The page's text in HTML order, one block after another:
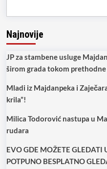
Najnovije
JP za stambene usluge
širom grada tokom
Mladi iz Majdanpeka i
krila”!
Milica Todorović nastupa u
rudara
EVO GDE MOŽETE GLEDATI
POTPUNO BESPLATNO